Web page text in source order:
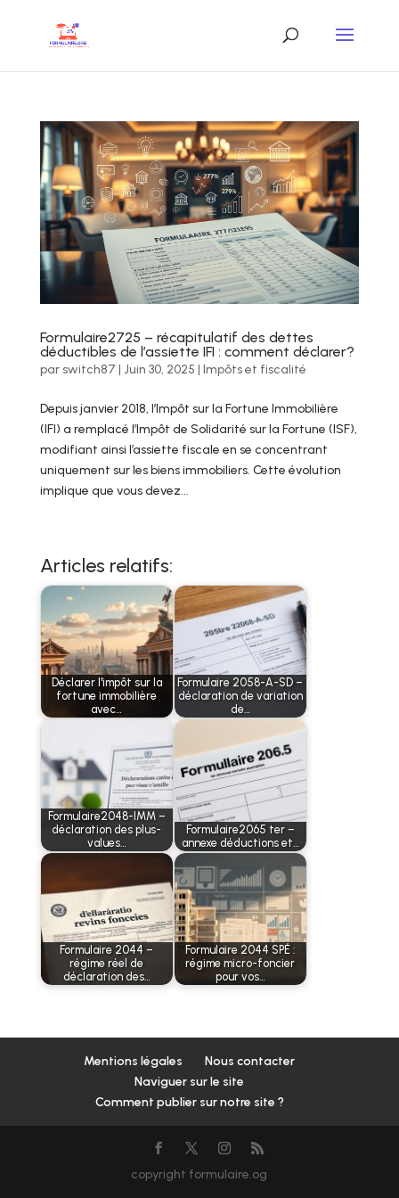
Formulaire2725 – récapitulatif des dettes
déductibles de l’assiette IFI : comment déclarer?
par switch87 | Juin 30, 2025 | Impôts et fiscalité
Depuis janvier 2018, l’Impôt sur la Fortune Immobilière
(IFI) a remplacé l’Impôt de Solidarité sur la Fortune (ISF),
modifiant ainsi l’assiette fiscale en se concentrant
uniquement sur les biens immobiliers. Cette évolution
implique que vous devez...
Articles relatifs:
Déclarer l'impôt sur la
fortune immobilière
avec…
Formulaire 2058-A-SD –
déclaration de variation
de…
Formulaire2048-IMM –
déclaration des plus-
values…
Formulaire2065 ter –
annexe déductions et…
Formulaire 2044 –
régime réel de
déclaration des…
Formulaire 2044 SPÉ :
régime micro-foncier
pour vos…
Mentions légales
Nous contacter
Naviguer sur le site
Comment publier sur notre site ?
copyright formulaire.og